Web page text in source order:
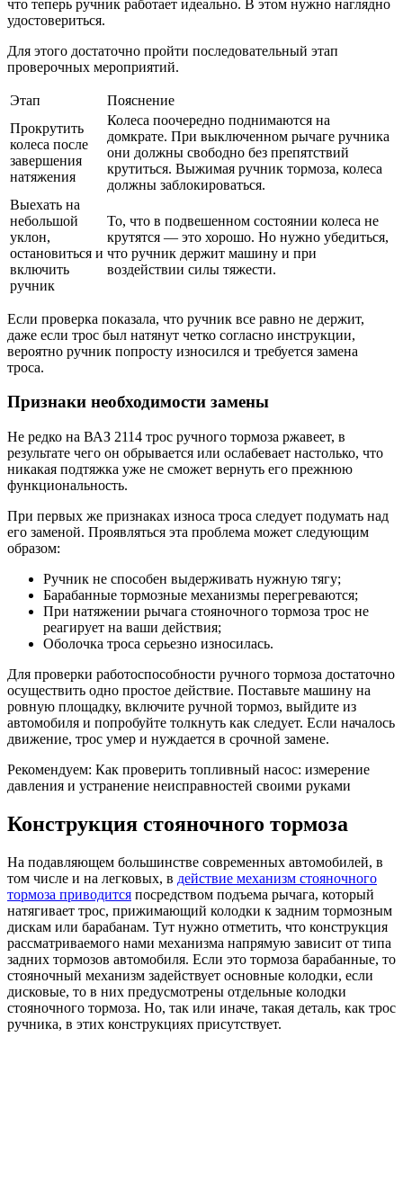
что теперь ручник работает идеально. В этом нужно наглядно
удостовериться.
Для этого достаточно пройти последовательный этап
проверочных мероприятий.
Этап
Пояснение
Прокрутить
колеса после
завершения
натяжения
Колеса поочередно поднимаются на
домкрате. При выключенном рычаге ручника
они должны свободно без препятствий
крутиться. Выжимая ручник тормоза, колеса
должны заблокироваться.
Выехать на
небольшой
уклон,
остановиться и
включить
ручник
То, что в подвешенном состоянии колеса не
крутятся — это хорошо. Но нужно убедиться,
что ручник держит машину и при
воздействии силы тяжести.
Если проверка показала, что ручник все равно не держит,
даже если трос был натянут четко согласно инструкции,
вероятно ручник попросту износился и требуется замена
троса.
Признаки необходимости замены
Не редко на ВАЗ 2114 трос ручного тормоза ржавеет, в
результате чего он обрывается или ослабевает настолько, что
никакая подтяжка уже не сможет вернуть его прежнюю
функциональность.
При первых же признаках износа троса следует подумать над
его заменой. Проявляться эта проблема может следующим
образом:
Ручник не способен выдерживать нужную тягу;
Барабанные тормозные механизмы перегреваются;
При натяжении рычага стояночного тормоза трос не
реагирует на ваши действия;
Оболочка троса серьезно износилась.
Для проверки работоспособности ручного тормоза достаточно
осуществить одно простое действие. Поставьте машину на
ровную площадку, включите ручной тормоз, выйдите из
автомобиля и попробуйте толкнуть как следует. Если началось
движение, трос умер и нуждается в срочной замене.
Рекомендуем: Как проверить топливный насос: измерение
давления и устранение неисправностей своими руками
Конструкция стояночного тормоза
На подавляющем большинстве современных автомобилей, в
том числе и на легковых, в действие механизм стояночного
тормоза приводится посредством подъема рычага, который
натягивает трос, прижимающий колодки к задним тормозным
дискам или барабанам. Тут нужно отметить, что конструкция
рассматриваемого нами механизма напрямую зависит от типа
задних тормозов автомобиля. Если это тормоза барабанные, то
стояночный механизм задействует основные колодки, если
дисковые, то в них предусмотрены отдельные колодки
стояночного тормоза. Но, так или иначе, такая деталь, как трос
ручника, в этих конструкциях присутствует.